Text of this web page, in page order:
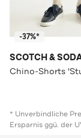
-37%*
SCOTCH &
* Unverbindliche
Ersparnis ggü. der